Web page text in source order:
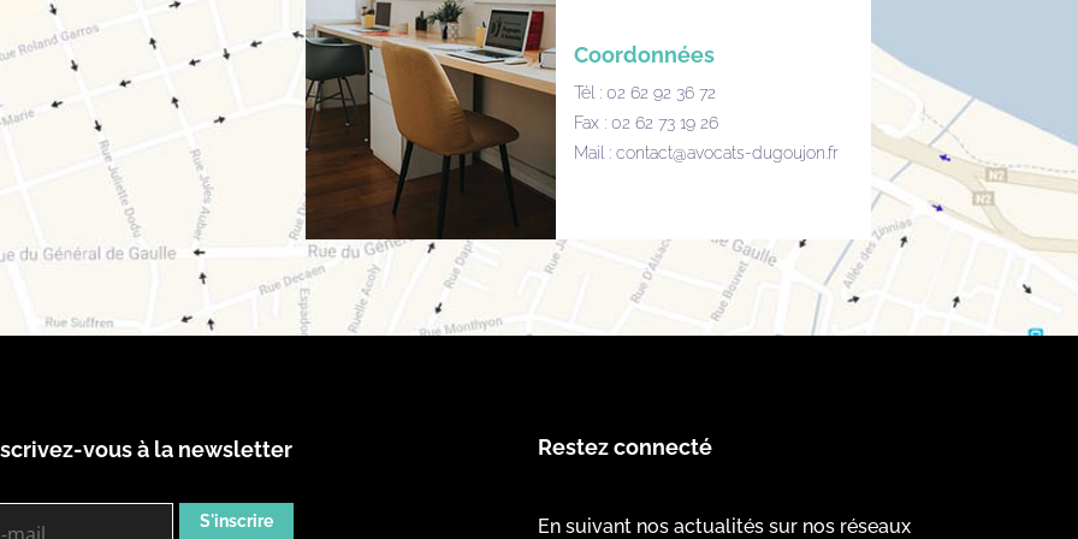
Coordonnées
Tél : 02 62 92 36 72
Fax : 02 62 73 19 26
Mail : contact@avocats-dugoujon.fr
vous à la newsletter
S'inscrire
Restez connecté
En suivant nos actualités sur nos réseaux